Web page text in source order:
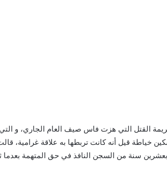
القتل التي هزت فاس صيف العام الجاري، و
خياطة قيل أنه كانت تربطها به علاقة غرامية،
سنة من السجن النافذ في حق المتهمة بعدما